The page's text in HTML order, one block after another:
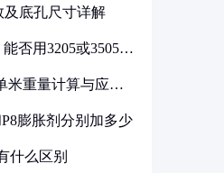
及底孔尺寸详解
否用3205或3505代
米重量计算与应用
膨胀剂分别加多少
什么区别